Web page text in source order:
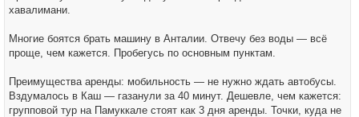
хавалимани.
Многие боятся брать машину в Анталии. Отвечу без воды — всё
проще, чем кажется. Пробегусь по основным пунктам.
Преимущества аренды: мобильность — не нужно ждать автобусы.
Вздумалось в Каш — газанули за 40 минут. Дешевле, чем кажется:
групповой тур на Памуккале стоят как 3 дня аренды. Точки, куда не